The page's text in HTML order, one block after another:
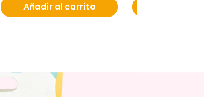
Añadir al carrito